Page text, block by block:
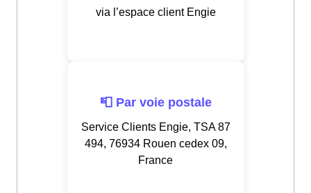
via l’espace client Engie
📮 Par voie postale
Service Clients Engie, TSA 87
494, 76934 Rouen cedex 09,
France